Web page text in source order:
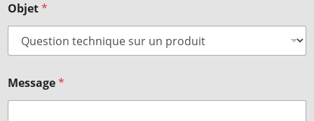
Objet*
Message*